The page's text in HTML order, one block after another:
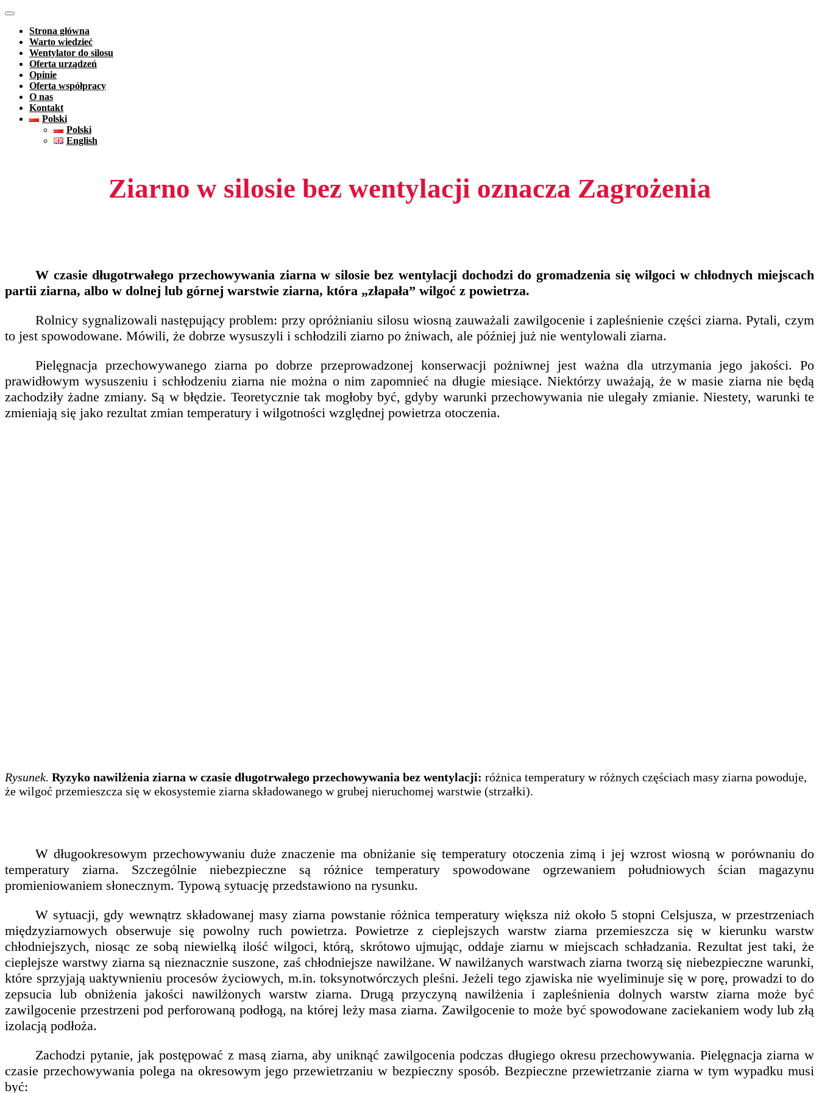
Skip
content
Wentyluj Ziarno pod Kontrolą
Strona główna
Warto wiedzieć
Wentylator do silosu
Oferta urządzeń
Opinie
Oferta współpracy
O nas
Kontakt
Polski
Polski
English
Ziarno w silosie bez wentylacji oznacza Zagrożenia
W czasie długotrwałego przechowywania ziarna w silosie bez wentylacji dochodzi do gromadzenia się wilgoci w chłodnych miejscach
partii ziarna, albo w dolnej lub górnej warstwie ziarna, która „złapała” wilgoć z powietrza.
Rolnicy sygnalizowali następujący problem: przy opróżnianiu silosu wiosną zauważali zawilgocenie i zapleśnienie części ziarna. Pytali, czym
to jest spowodowane. Mówili, że dobrze wysuszyli i schłodzili ziarno po żniwach, ale później już nie wentylowali ziarna.
Pielęgnacja przechowywanego ziarna po dobrze przeprowadzonej konserwacji pożniwnej jest ważna dla utrzymania jego jakości. Po
prawidłowym wysuszeniu i schłodzeniu ziarna nie można o nim zapomnieć na długie miesiące. Niektórzy uważają, że w masie ziarna nie będą
zachodziły żadne zmiany. Są w błędzie. Teoretycznie tak mogłoby być, gdyby warunki przechowywania nie ulegały zmianie. Niestety, warunki te
zmieniają się jako rezultat zmian temperatury i wilgotności względnej powietrza otoczenia.
Rysunek. Ryzyko nawilżenia ziarna w czasie długotrwałego przechowywania bez wentylacji: różnica temperatury w różnych częściach masy ziarna powoduje,
że wilgoć przemieszcza się w ekosystemie ziarna składowanego w grubej nieruchomej warstwie (strzałki).
W długookresowym przechowywaniu duże znaczenie ma obniżanie się temperatury otoczenia zimą i jej wzrost wiosną w porównaniu do
temperatury ziarna. Szczególnie niebezpieczne są różnice temperatury spowodowane ogrzewaniem południowych ścian magazynu
promieniowaniem słonecznym. Typową sytuację przedstawiono na rysunku.
W sytuacji, gdy wewnątrz składowanej masy ziarna powstanie różnica temperatury większa niż około 5 stopni Celsjusza, w przestrzeniach
międzyziarnowych obserwuje się powolny ruch powietrza. Powietrze z cieplejszych warstw ziarna przemieszcza się w kierunku warstw
chłodniejszych, niosąc ze sobą niewielką ilość wilgoci, którą, skrótowo ujmując, oddaje ziarnu w miejscach schładzania. Rezultat jest taki, że
cieplejsze warstwy ziarna są nieznacznie suszone, zaś chłodniejsze nawilżane. W nawilżanych warstwach ziarna tworzą się niebezpieczne warunki,
które sprzyjają uaktywnieniu procesów życiowych, m.in. toksynotwórczych pleśni. Jeżeli tego zjawiska nie wyeliminuje się w porę, prowadzi to do
zepsucia lub obniżenia jakości nawilżonych warstw ziarna. Drugą przyczyną nawilżenia i zapleśnienia dolnych warstw ziarna może być
zawilgocenie przestrzeni pod perforowaną podłogą, na której leży masa ziarna. Zawilgocenie to może być spowodowane zaciekaniem wody lub złą
izolacją podłoża.
Zachodzi pytanie, jak postępować z masą ziarna, aby uniknąć zawilgocenia podczas długiego okresu przechowywania. Pielęgnacja ziarna w
czasie przechowywania polega na okresowym jego przewietrzaniu w bezpieczny sposób. Bezpieczne przewietrzanie ziarna w tym wypadku musi
być: